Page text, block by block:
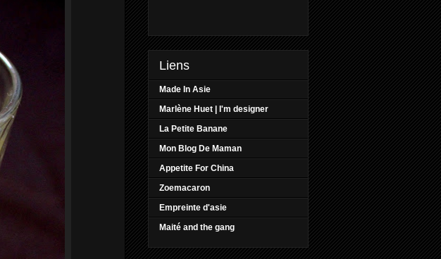
Liens
Made In Asie
Marlène Huet | I'm designer
La Petite Banane
Mon Blog De Maman
Appetite For China
Zoemacaron
Empreinte d'asie
Maité and the gang